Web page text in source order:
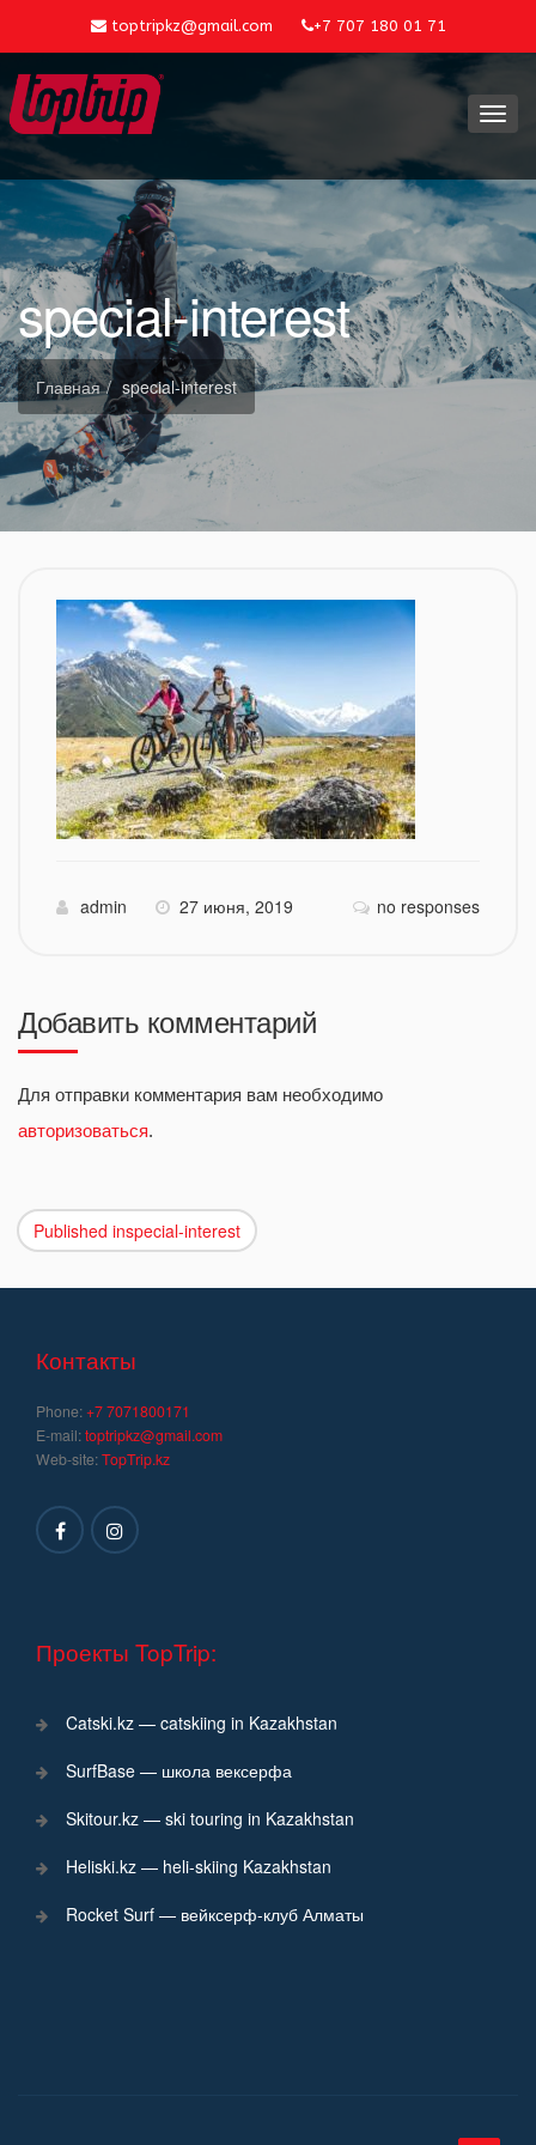
toptripkz@gmail.com +7 707 180 01 71
special-interest
Главная special-interest
admin 27 июня, 2019 no responses
Добавить комментарий
Для отправки комментария вам необходимо
авторизоваться.
Навигация
по
Published inspecial-interest
Контакты
Phone:+7 7071800171
E-mail:toptripkz@gmail.com
Web-site:TopTrip.kz
Проекты TopTrip:
Catski.kz — catskiing in Kazakhstan
SurfBase — школа вексерфа
Skitour.kz — ski touring in Kazakhstan
Heliski.kz — heli-skiing Kazakhstan
Rocket Surf — вейксерф-клуб Алматы